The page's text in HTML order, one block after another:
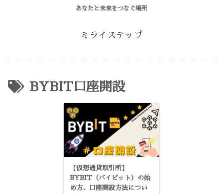
あなたと未来をつなぐ場所
ミライステップ
BYBIT口座開設
【仮想通貨取引所】
BYBIT（バイビット）の始
め方、口座開設方法につい